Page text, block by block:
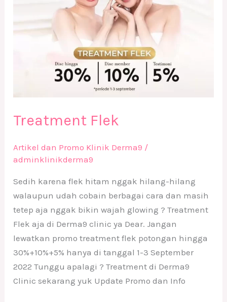
Treatment Flek
Artikel dan Promo Klinik Derma9 /
adminklinikderma9
Sedih karena flek hitam nggak hilang-hilang
walaupun udah cobain berbagai cara dan masih
tetep aja nggak bikin wajah glowing ? Treatment
Flek aja di Derma9 clinic ya Dear. Jangan
lewatkan promo treatment flek potongan hingga
30%+10%+5% hanya di tanggal 1-3 September
2022 Tunggu apalagi ? Treatment di Derma9
Clinic sekarang yuk Update Promo dan Info